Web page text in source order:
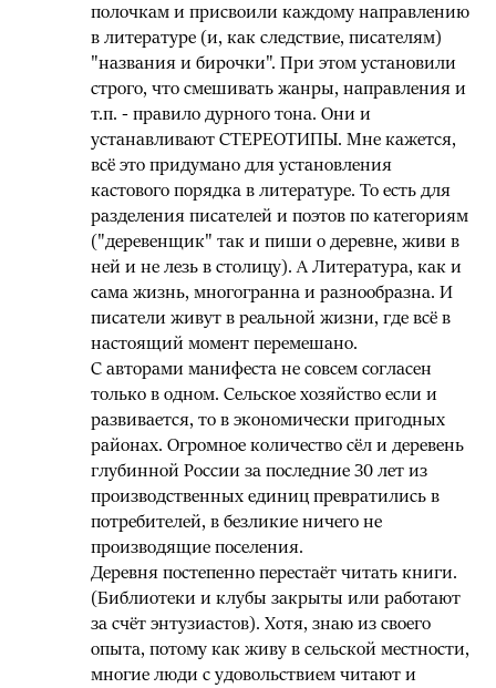
полочкам и присвоили каждому направлению
в литературе (и, как следствие, писателям)
"названия и бирочки". При этом установили
строго, что смешивать жанры, направления и
т.п. - правило дурного тона. Они и
устанавливают СТЕРЕОТИПЫ. Мне кажется,
всё это придумано для установления
кастового порядка в литературе. То есть для
разделения писателей и поэтов по категориям
("деревенщик" так и пиши о деревне, живи в
ней и не лезь в столицу). А Литература, как и
сама жизнь, многогранна и разнообразна. И
писатели живут в реальной жизни, где всё в
настоящий момент перемешано.
С авторами манифеста не совсем согласен
только в одном. Сельское хозяйство если и
развивается, то в экономически пригодных
районах. Огромное количество сёл и деревень
глубинной России за последние 30 лет из
производственных единиц превратились в
потребителей, в безликие ничего не
производящие поселения.
Деревня постепенно перестаёт читать книги.
(Библиотеки и клубы закрыты или работают
за счёт энтузиастов). Хотя, знаю из своего
опыта, потому как живу в сельской местности,
многие люди с удовольствием читают и